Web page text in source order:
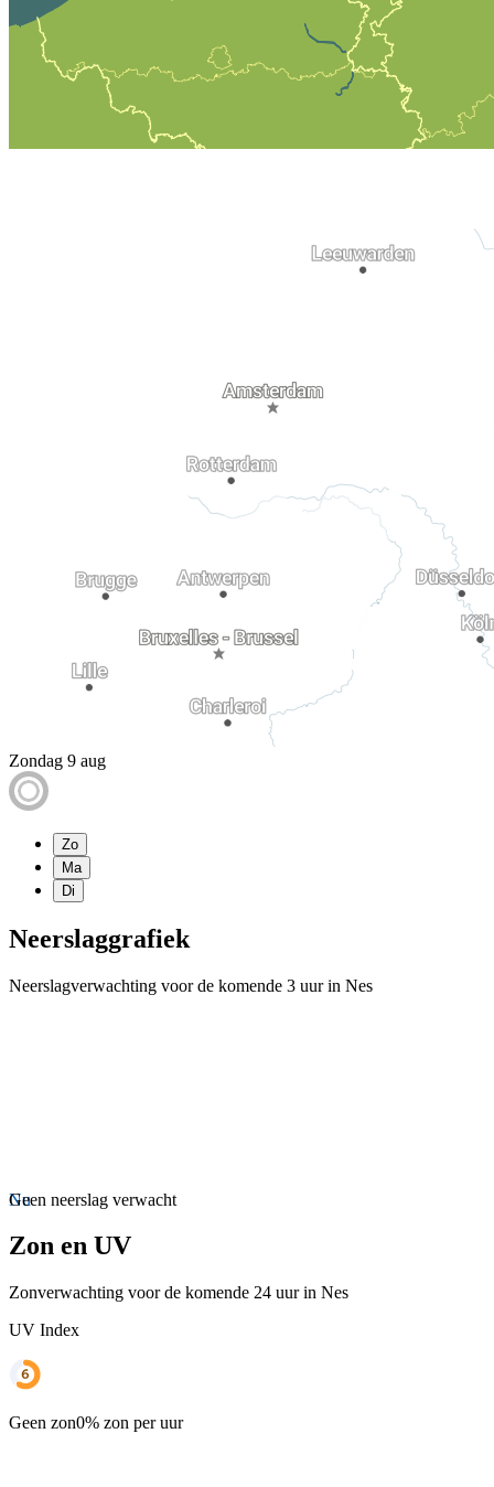
Zondag 9 aug
Zo
Ma
Di
Neerslaggrafiek
Neerslagverwachting voor de komende 3 uur in Nes
Nu
Geen neerslag verwacht
Zon en UV
Zonverwachting voor de komende 24 uur in Nes
UV Index
Geen zon0% zon per uur